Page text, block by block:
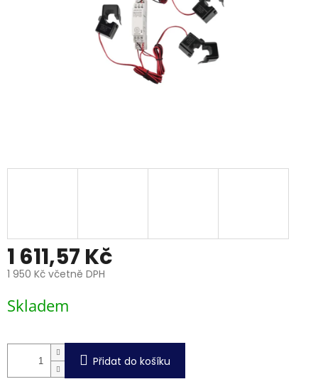
1 611,57 Kč
1 950 Kč včetně DPH
cena:
Skladem
Přidat do košíku